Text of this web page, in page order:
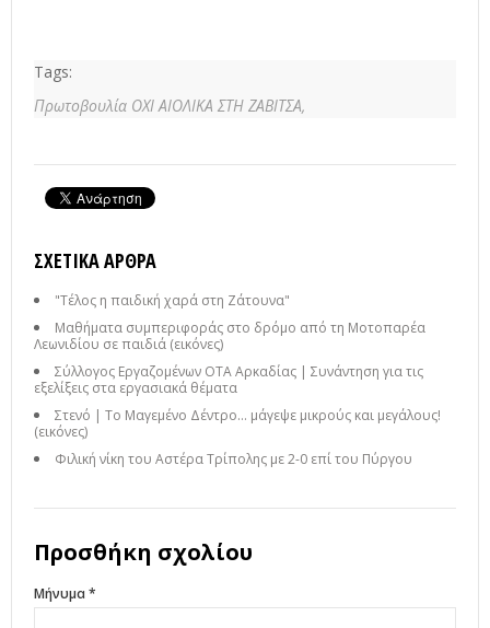
Tags:
Πρωτοβουλία ΟΧΙ ΑΙΟΛΙΚΑ ΣΤΗ ΖΑΒΙΤΣΑ,
ΣΧΕΤΙΚΆ ΆΡΘΡΑ
"Τέλος η παιδική χαρά στη Ζάτουνα"
Μαθήματα συμπεριφοράς στο δρόμο από τη Μοτοπαρέα
Λεωνιδίου σε παιδιά (εικόνες)
Σύλλογος Εργαζομένων ΟΤΑ Αρκαδίας | Συνάντηση για τις
εξελίξεις στα εργασιακά θέματα
Στενό | Το Μαγεμένο Δέντρο… μάγεψε μικρούς και μεγάλους!
(εικόνες)
Φιλική νίκη του Αστέρα Τρίπολης με 2-0 επί του Πύργου
Προσθήκη σχολίου
Μήνυμα *